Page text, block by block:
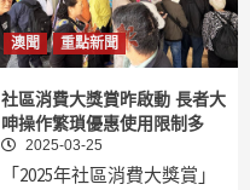
澳聞 重點新聞
社區消費大獎賞昨啟動 長者大
呻操作繁瑣優惠使用限制多
2025-03-25
「2025年社區消費大獎賞」